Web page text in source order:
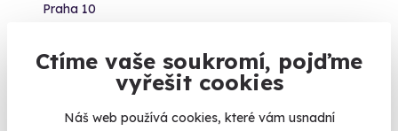
Ctíme vaše soukromí, pojďme
vyřešit cookies
Náš web používá cookies, které vám usnadní
Praha 10
1 990 Kč